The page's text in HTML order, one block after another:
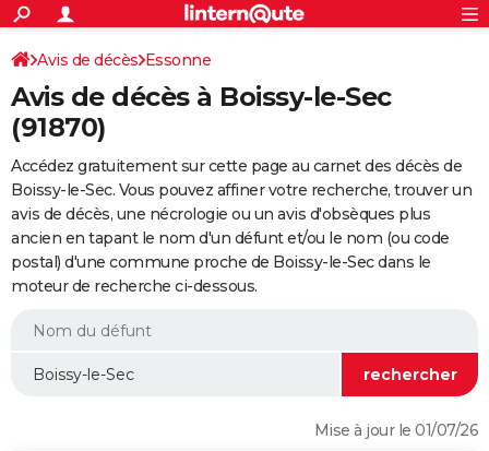
ACTUALITÉS
Politique
Société
Faits Divers
Education
Monde
Villes
+
SPORT
Coupe du monde 2026
Football
Tennis
Cyclisme
Rugby
Forum
FINANCE
Retraite
Impôts
Epargne
Immobilier
Risques naturels par ville
Banque
Assurance
Crédit
AUTO
Essais
Réserver un essai
Citadines
Berlines
SUV
Forum auto
+
HIGH-TECH
Mobiles
Meilleur smartphone
Internet
Ordinateurs
Jeux vidéo
Guide high-tech
+BRICOLAGE
Forum
Aménagement intérieur
Extérieur
Cuisine
Salle de bains
Jardinage
Rangement
WEEK-END
Guides de France
Escapades
Patrimoine
Expositions
Musées
Week-end nature
LIFESTYLE
Avis de décès Essonne
Avis de décès à Boissy-le-Sec
(91870)
Accédez gratuitement sur cette page au carnet des décès de
Boissy-le-Sec. Vous pouvez affiner votre recherche, trouver un
avis de décès, une nécrologie ou un avis d'obsèques plus
ancien en tapant le nom d'un défunt et/ou le nom (ou code
postal) d'une commune proche de Boissy-le-Sec dans le
moteur de recherche ci-dessous.
Mise à jour le 01/07/26